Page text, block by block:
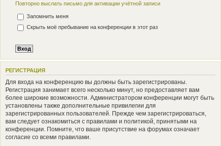
Повторно выслать письмо для активации учётной записи
Запомнить меня
Скрыть моё пребывание на конференции в этот раз
РЕГИСТРАЦИЯ
Для входа на конференцию вы должны быть зарегистрированы.
Регистрация занимает всего несколько минут, но предоставляет вам
более широкие возможности. Администратором конференции могут быть
установлены также дополнительные привилегии для
зарегистрированных пользователей. Прежде чем зарегистрироваться,
вам следует ознакомиться с правилами и политикой, принятыми на
конференции. Помните, что ваше присутствие на форумах означает
согласие со всеми правилами.